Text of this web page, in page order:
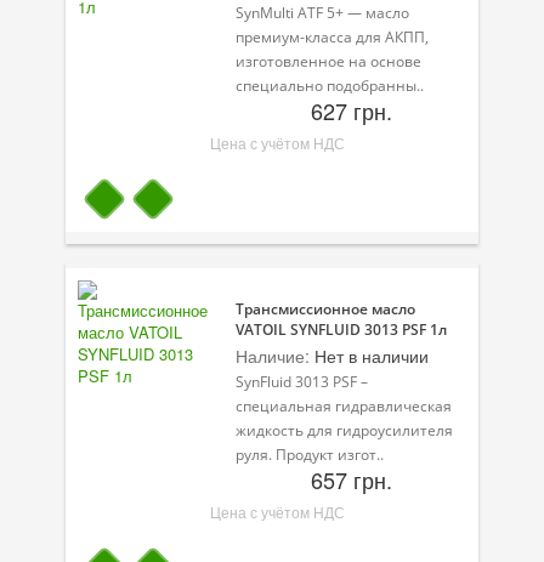
Специальные программы
Велосипедная программа
Масла для лодочных моторов
Моторное масло для мотоцикла
Оружейное масло
Садовая программа
Технологические жидкости
Зимняя программа
SynMulti ATF 5+ — масло
премиум-класса для АКПП,
изготовленное на основе
специально подобранны..
627 грн.
Цена с учётом НДС
Трансмиссионное масло
VATOIL SYNFLUID 3013 PSF 1л
Наличие: Нет в наличии
SynFluid 3013 PSF –
специальная гидравлическая
жидкость для гидроусилителя
руля. Продукт изгот..
657 грн.
Цена с учётом НДС